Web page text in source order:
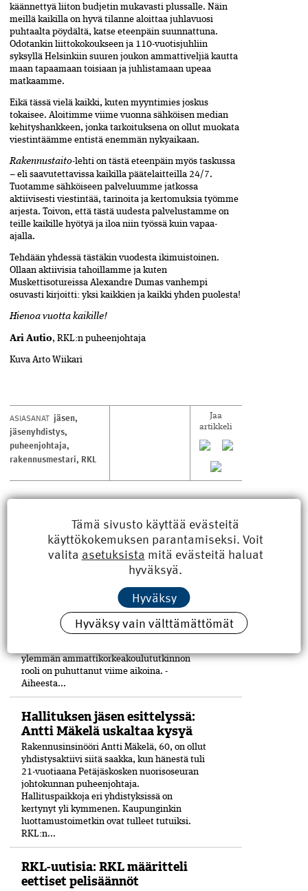
käännettyä liiton budjetin mukavasti plussalle. Näin
meillä kaikilla on hyvä tilanne aloittaa juhlavuosi
puhtaalta pöydältä, katse eteenpäin suunnattuna.
Odotankin liittokokoukseen ja 110-vuotisjuhliin
syksyllä Helsinkiin suuren joukon ammattiveljiä kautta
maan tapaamaan toisiaan ja juhlistamaan upeaa
matkaamme.
Eikä tässä vielä kaikki, kuten myyntimies joskus
tokaisee. Aloitimme viime vuonna sähköisen median
kehityshankkeen, jonka tarkoituksena on ollut muokata
viestintäämme entistä enemmän nykyaikaan.
Rakennustaito-lehti on tästä eteenpäin myös taskussa
– eli saavutettavissa kaikilla päätelaitteilla 24/7.
Tuotamme sähköiseen palveluumme jatkossa
aktiivisesti viestintää, tarinoita ja kertomuksia työmme
arjesta. Toivon, että tästä uudesta palvelustamme on
teille kaikille hyötyä ja iloa niin työssä kuin vapaa-
ajalla.
Tehdään yhdessä tästäkin vuodesta ikimuistoinen.
Ollaan aktiivisia tahoillamme ja kuten
Muskettisotureissa Alexandre Dumas vanhempi
osuvasti kirjoitti: yksi kaikkien ja kaikki yhden puolesta!
Hienoa vuotta kaikille!
Ari Autio, RKL:n puheenjohtaja
Kuva Arto Wiikari
ASIASANAT jäsen,
jäsenyhdistys,
puheenjohtaja,
rakennusmestari, RKL
Jaa
artikkeli
Rakennusmestarin YAMK-
tutkinto hakee paikkaansa
rakennusalan ammattikorkeakoulujen
tutkintovastaavat ja opinto-ohjaajat.
Osallistujia puhutti etenkin
rakennusmestarin YAMK-tutkinto.
ylemmän ammattikorkeakoulututkinnon
rooli on puhuttanut viime ­aikoina. ­
Aiheesta...
Hallituksen jäsen esittelyssä:
Antti Mäkelä uskaltaa kysyä
Rakennusinsinööri Antti Mäkelä, 60, on ollut
yhdistysaktiivi siitä saakka, kun hänestä tuli
21-vuo­tiaana Petäjäskosken nuoriso­seuran
johtokunnan puheenjohtaja.
Hallituspaikkoja eri yhdistyksissä on
kertynyt yli kymmenen. Kaupunginkin
luottamustoimetkin ovat tulleet tutuiksi.
RKL:n...
RKL-uutisia: RKL määritteli
eettiset pelisäännöt
Tämä sivusto käyttää evästeitä
käyttökokemuksen parantamiseksi. Voit
valita asetuksista mitä evästeitä haluat
hyväksyä.
Hyväksy
Hyväksy vain välttämättömät